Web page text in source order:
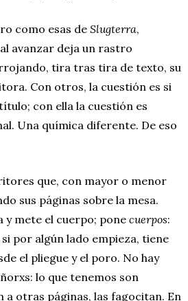
como esas de Slugterra,
avanzar deja un rastro
tira tras tira de texto, su
Con otros, la cuestión es si
con ella la cuestión es
Una química diferente. De eso
que, con mayor o menor
sus páginas sobre la mesa.
y mete el cuerpo; pone cuerpos:
por algún lado empieza, tiene
el pliegue y el poro. No hay
lo que tenemos son
a otras páginas, las fagocitan. En